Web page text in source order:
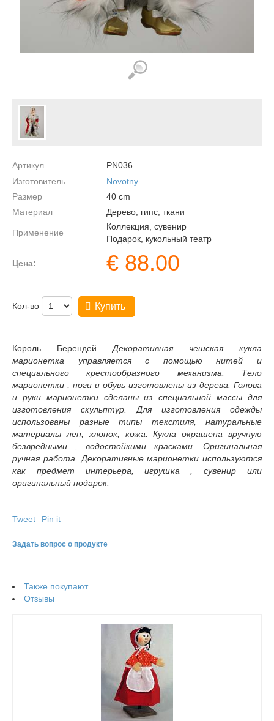
Артикул
PN036
Изготовитель
Novotny
Размер
40 cm
Материал
Дерево, гипс, ткани
Применение
Коллекция, сувенир
Подарок, кукольный театр
Цена: € 88.00
Кол-во Купить
Король Берендей Декоративная чешская кукла
марионетка управляется с помощью нитей и
специального крестообразного механизма. Тело
марионетки , ноги и обувь изготовлены из дерева. Голова
и руки марионетки сделаны из специальной массы для
изготовления скульптур. Для изготовления одежды
использованы разные типы текстиля, натуральные
материалы лен, хлопок, кожа. Кукла окрашена вручную
безвредными , водостойкими красками. Оригинальная
ручная работа. Декоративные марионетки используются
как предмет интерьера, игрушка , сувенир или
оригинальный подарок.
Tweet Pin it
Задать вопрос о продукте
Также покупают
Отзывы